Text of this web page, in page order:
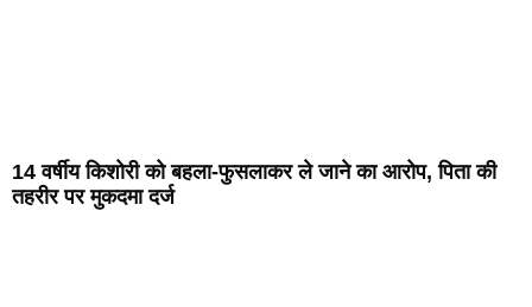
14 वर्षीय किशोरी को बहला-फुसलाकर ले जाने का आरोप, पिता की
तहरीर पर मुकदमा दर्ज